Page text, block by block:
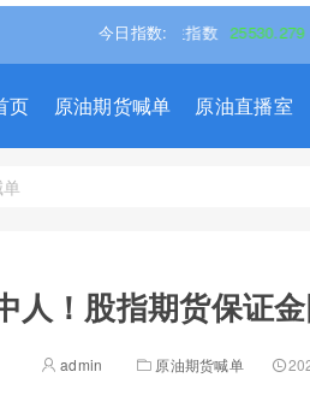
今日指数:
恒生指数 25530.279 -1.488%↓
页 原油期货喊单 原油直播室
人！股指期货保证
admin 原油期货喊单